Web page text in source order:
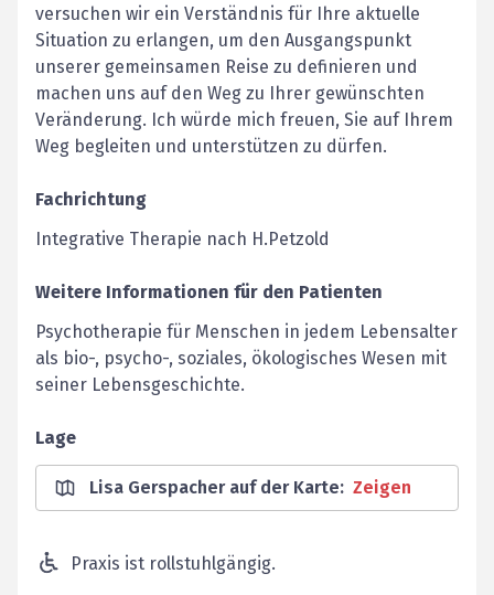
versuchen wir ein Verständnis für Ihre aktuelle
Situation zu erlangen, um den Ausgangspunkt
unserer gemeinsamen Reise zu definieren und
machen uns auf den Weg zu Ihrer gewünschten
Veränderung. Ich würde mich freuen, Sie auf Ihrem
Weg begleiten und unterstützen zu dürfen.
Fachrichtung
Integrative Therapie nach H.Petzold
Weitere Informationen für den Patienten
Psychotherapie für Menschen in jedem Lebensalter
als bio-, psycho-, soziales, ökologisches Wesen mit
seiner Lebensgeschichte.
Lage
Lisa Gerspacher auf der Karte: Zeigen
Praxis ist rollstuhlgängig.